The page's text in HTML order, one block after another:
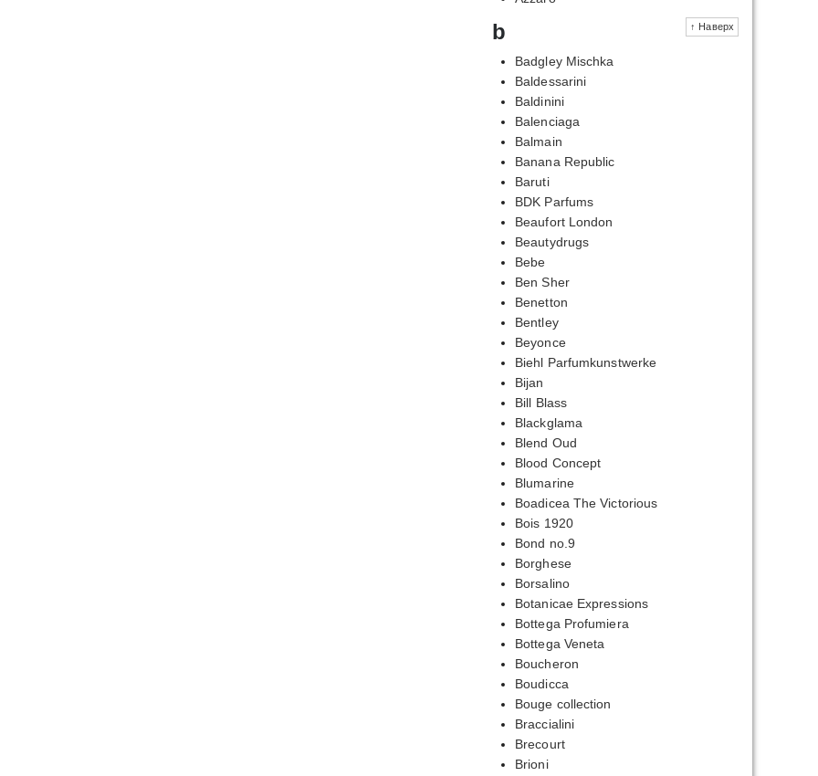
↑ Наверх
b
Badgley Mischka
Baldessarini
Baldinini
Balenciaga
Balmain
Banana Republic
Baruti
BDK Parfums
Beaufort London
Beautydrugs
Bebe
Ben Sher
Benetton
Bentley
Beyonce
Biehl Parfumkunstwerke
Bijan
Bill Blass
Blackglama
Blend Oud
Blood Concept
Blumarine
Boadicea The Victorious
Bois 1920
Bond no.9
Borghese
Borsalino
Botanicae Expressions
Bottega Profumiera
Bottega Veneta
Boucheron
Boudicca
Bouge collection
Braccialini
Brecourt
Brioni